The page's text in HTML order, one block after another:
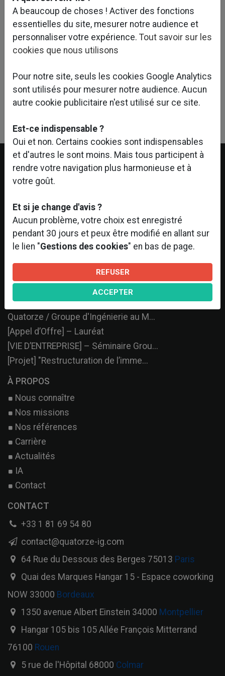
TCE en phase Chantier et Coordination SSI
Perspectives: Jean-Jacques Bégel et Lucchini
Stéphane
Linkedin Facebook Twitter
[Evènement - #MIPIM] BPM - 126 Rivo...
[Projet en cours ] – Réhabilitation...
Quatorze / Groupe d'Ingénierie au M...
[Appel d’Offre] – Lauréat
[VIE D’ENTREPRISE] – Séminaire Grou...
[Projet] "Restructuration de l’imme...
À PROPOS
Nous connaître
Nos missions
Nos références
Carrière
Actualités
IA
Contact
CONTACT
+33 1 81 69 54 80
contact@quatorze-ig.com
64 Rue du Dessous des Berges 75013 Paris
Quai des Marques Hangar 15 - Espace coworking
NOW 33000 Bordeaux
1350 avenue Albert Einstein 34000 Montpellier
Hangar 105 bis 105 Allée François Mitterrand
76100 Rouen
5 rue de l'Hôpital 68000 Colmar
A beaucoup de choses ! Activer des fonctions
essentielles du site, mesurer notre audience et
personnaliser votre expérience. Tout savoir sur les
cookies que nous utilisons
Pour notre site, seuls les cookies Google Analytics
sont utilisés pour mesurer notre audience. Aucun
autre cookie publicitaire n'est utilisé sur ce site.
Est-ce indispensable ?
Oui et non. Certains cookies sont indispensables
et d'autres le sont moins. Mais tous participent à
rendre votre navigation plus harmonieuse et à
votre goût.
Et si je change d'avis ?
Aucun problème, votre choix est enregistré
pendant 30 jours et peux être modifié en allant sur
le lien "Gestions des cookies" en bas de page.
REFUSER
ACCEPTER